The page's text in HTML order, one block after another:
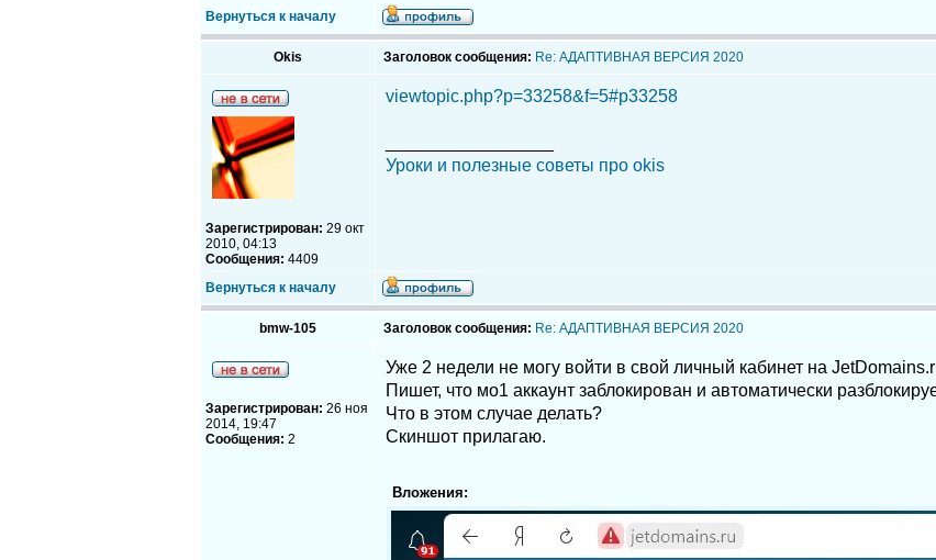
Вернуться к началу
Okis Заголовок сообщения: Re: АДАПТИВНАЯ ВЕРСИЯ 2020
Зарегистрирован: 29 окт
2010, 04:13
Сообщения: 4409
viewtopic.php?p=33258&f=5#p33258
Уроки и полезные советы про okis
Вернуться к началу
bmw-105 Заголовок сообщения: Re: АДАПТИВНАЯ ВЕРСИЯ 2020
Зарегистрирован: 26 ноя
2014, 19:47
Сообщения: 2
Уже 2 недели не могу войти в свой личный кабинет на
Пишет, что мо1 аккаунт заблокирован и автоматически
Что в этом случае делать?
Скиншот прилагаю.
Вложения: